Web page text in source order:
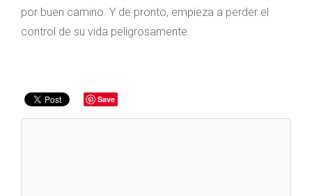
por buen camino. Y de pronto, empieza a perder el
control de su vida peligrosamente.
Save